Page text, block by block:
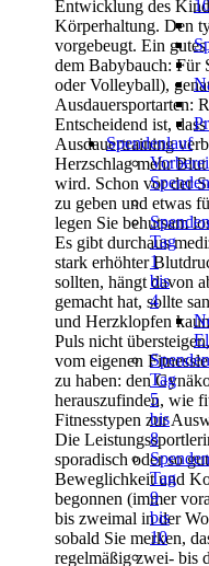
Entwicklung des
Körperhaltung. Den
vorgebeugt. Ein
dem Babybauch: Für
oder Volleyball),
Ausdauersportarten:
Entscheidend ist,
Ausdauertraining
Herzschlag mehr
wird. Schon vor der
zu geben und etwas
legen Sie behutsam
Es gibt durchaus
stark erhöhter
sollten, hängt davon
gemacht hat, sollte
und Herzklopfen
Puls nicht
vom eigenen
zu haben: den
herauszufinden, wie
Fitnesstypen zur
Die
sporadisch oder so
Beweglichkeit und
begonnen (immer
bis zweimal in der
sobald Sie merken,
regelmäßig zwei- bis
Spendenlauf
Tag
1
bis
4
Tag
5
bis
8
Tag
9
bis
10